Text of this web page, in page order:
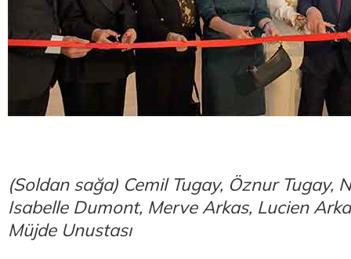
(Soldan sağa) Cemil Tugay, Öznur Tugay,
Isabelle Dumont, Merve Arkas, Lucien
Müjde Unustası